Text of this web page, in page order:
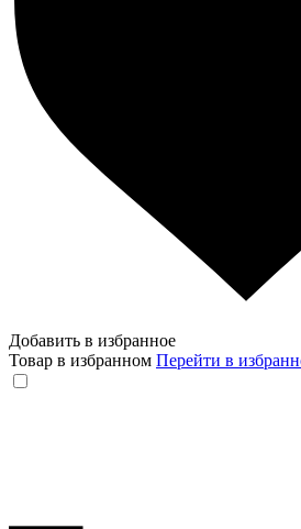
Добавить в избранное
Товар в избранном Перейти в